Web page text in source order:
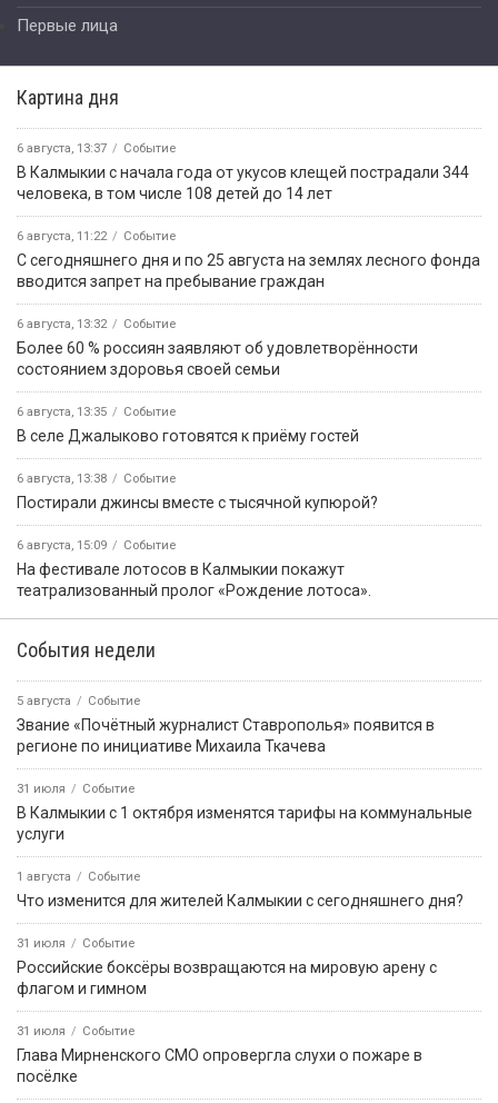
Первые лица
Картина дня
6 августа, 13:37 Событие
В Калмыкии с начала года от укусов клещей пострадали 344
человека, в том числе 108 детей до 14 лет
6 августа, 11:22 Событие
С сегодняшнего дня и по 25 августа на землях лесного фонда
вводится запрет на пребывание граждан
6 августа, 13:32 Событие
Более 60 % россиян заявляют об удовлетворённости
состоянием здоровья своей семьи
6 августа, 13:35 Событие
В селе Джалыково готовятся к приёму гостей
6 августа, 13:38 Событие
Постирали джинсы вместе с тысячной купюрой?
6 августа, 15:09 Событие
На фестивале лотосов в Калмыкии покажут
театрализованный пролог «Рождение лотоса».
События недели
5 августа Событие
Звание «Почётный журналист Ставрополья» появится в
регионе по инициативе Михаила Ткачева
31 июля Событие
В Калмыкии с 1 октября изменятся тарифы на коммунальные
услуги
1 августа Событие
Что изменится для жителей Калмыкии с сегодняшнего дня?
31 июля Событие
Российские боксёры возвращаются на мировую арену с
флагом и гимном
31 июля Событие
Глава Мирненского СМО опровергла слухи о пожаре в
посёлке